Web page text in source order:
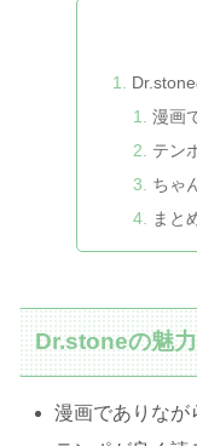
漫画
テン
ちゃ
まと
Dr.stoneの魅力
漫画でありなが